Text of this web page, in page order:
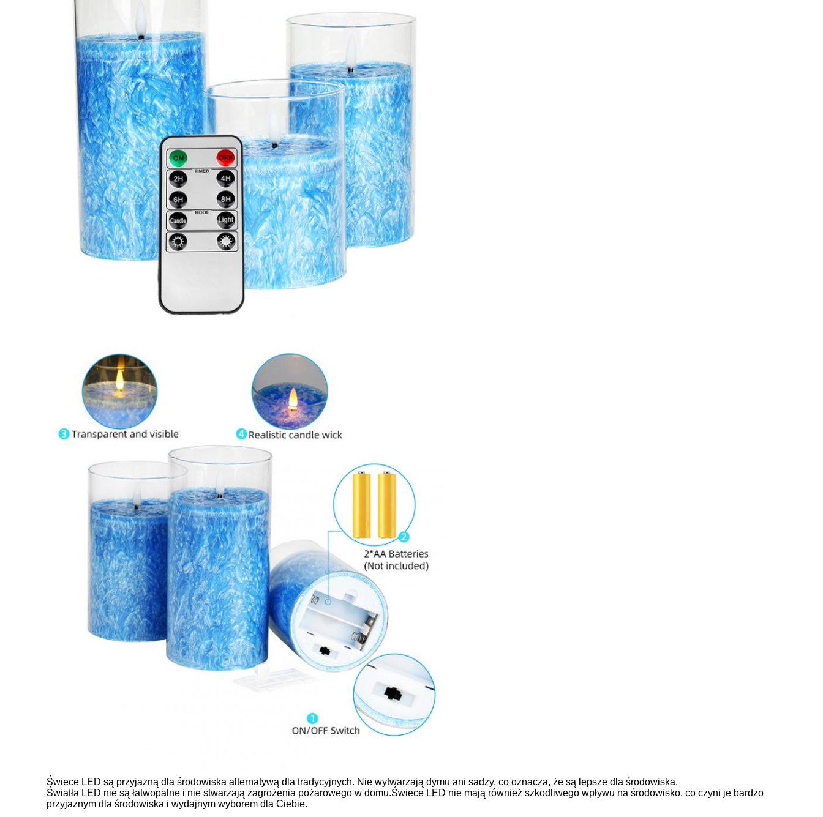
Świece LED są przyjazną dla środowiska alternatywą dla tradycyjnych. Nie wytwarzają dymu ani sadzy, co oznacza, że są lepsze dla środowiska.
Światła LED nie są łatwopalne i nie stwarzają zagrożenia pożarowego w domu.Świece LED nie mają również szkodliwego wpływu na środowisko, co czyni je bardzo
przyjaznym dla środowiska i wydajnym wyborem dla Ciebie.